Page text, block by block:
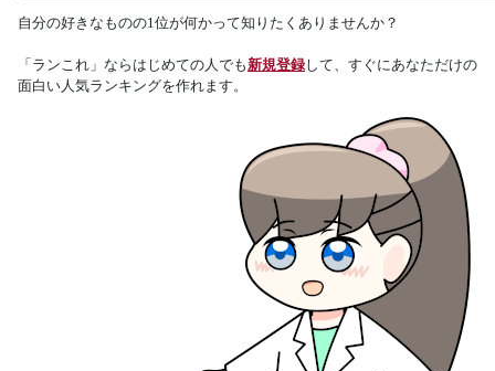
自分の好きなものの1位が何かって知りたくありませんか？
「ランこれ」ならはじめての人でも新規登録して、すぐにあなただけの
面白い人気ランキングを作れます。